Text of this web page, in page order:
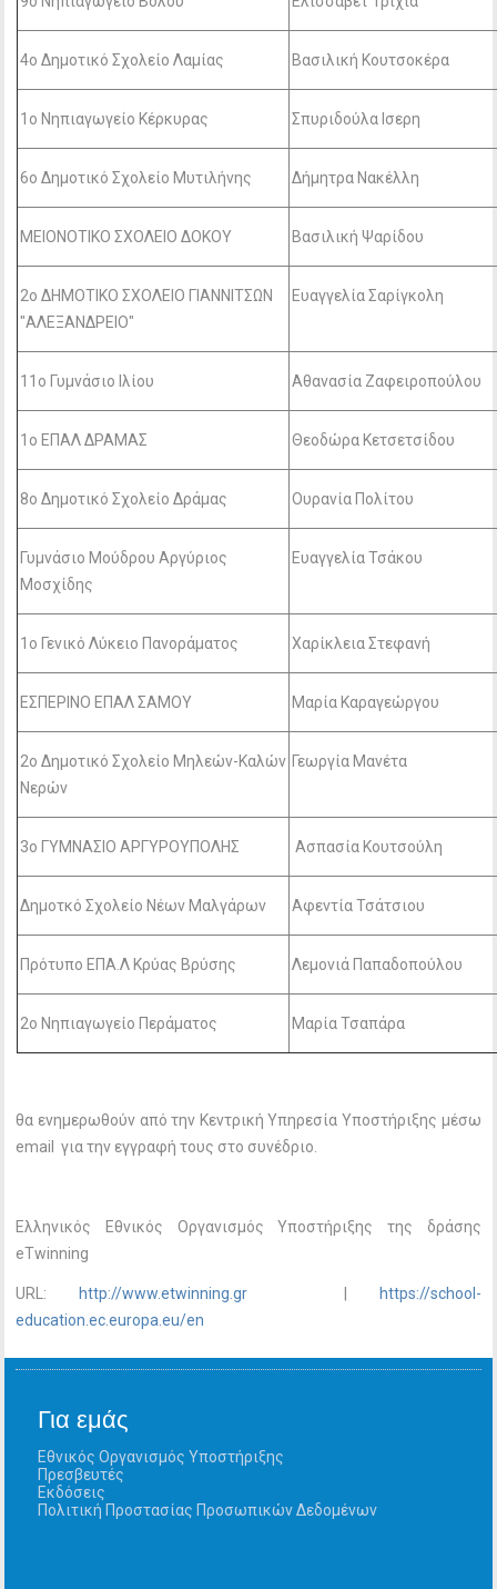
4ο Δημοτικό Σχολείο Λαμίας Βασιλική Κουτσοκέρα
1ο Νηπιαγωγείο Κέρκυρας Σπυριδούλα Ισερη
6ο Δημοτικό Σχολείο Μυτιλήνης Δήμητρα Νακέλλη
ΜΕΙΟΝΟΤΙΚΟ ΣΧΟΛΕΙΟ ΔΟΚΟΥ Βασιλική Ψαρίδου
2ο ΔΗΜΟΤΙΚΟ ΣΧΟΛΕΙΟ ΓΙΑΝΝΙΤΣΩΝ
"ΑΛΕΞΑΝΔΡΕΙΟ"
Ευαγγελία Σαρίγκολη
11ο Γυμνάσιο Ιλίου Αθανασία Ζαφειροπούλου
1o ΕΠΑΛ ΔΡΑΜΑΣ Θεοδώρα Κετσετσίδου
8ο Δημοτικό Σχολείο Δράμας Ουρανία Πολίτου
Γυμνάσιο Μούδρου Αργύριος
Μοσχίδης
Ευαγγελία Τσάκου
1ο Γενικό Λύκειο Πανοράματος Χαρίκλεια Στεφανή
ΕΣΠΕΡΙΝΟ ΕΠΑΛ ΣΑΜΟΥ Μαρία Καραγεώργου
2ο Δημοτικό Σχολείο Μηλεών-Καλών
Νερών
Γεωργία Μανέτα
3o ΓΥΜΝΑΣΙΟ ΑΡΓΥΡΟΥΠΟΛΗΣ Ασπασία Κουτσούλη
Δημοτκό Σχολείο Νέων Μαλγάρων Αφεντία Τσάτσιου
Πρότυπο ΕΠΑ.Λ Κρύας Βρύσης Λεμονιά Παπαδοπούλου
2ο Νηπιαγωγείο Περάματος Μαρία Τσαπάρα
θα ενημερωθούν από την Κεντρική Υπηρεσία Υποστήριξης μέσω
email για την εγγραφή τους στο συνέδριο.
Ελληνικός Εθνικός Οργανισμός Υποστήριξης της δράσης
eTwinning
URL: http://www.etwinning.gr
https://school-
education.ec.europa.eu/en
Για εμάς
Εθνικός Οργανισμός Υποστήριξης
Πρεσβευτές
Εκδόσεις
Πολιτική Προστασίας Προσωπικών Δεδομένων